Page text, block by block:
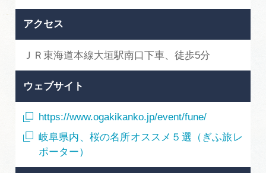
アクセス
ＪＲ東海道本線大垣駅南口下車、徒歩5分
ウェブサイト
https://www.ogakikanko.jp/event/fune/
岐阜県内、桜の名所オススメ５選（ぎふ旅レ
ポーター）